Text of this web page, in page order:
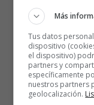
amplio y
Una
mínimo de
Una imagen
Excelente
implicadas.
Más
Tus datos
dispositivo
el dispositivo)
partners y
específicamente
nuestros partners
geolocalización.